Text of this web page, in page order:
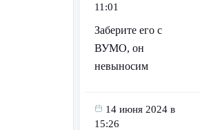
11:01
Заберите его с
ВУМО, он
невыносим
14 июня 2024 в
15:26